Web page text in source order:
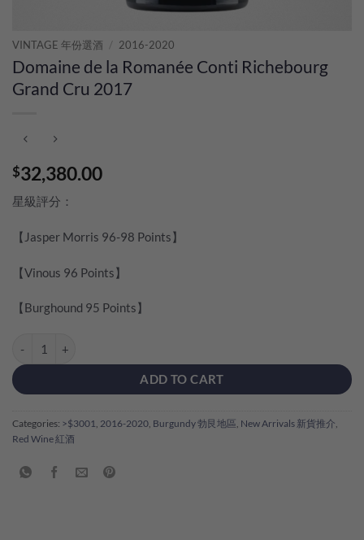
VINTAGE 年份選酒 / 2016-2020
Domaine de la Romanée Conti Richebourg
Grand Cru 2017
$32,380.00
星級評分：
【Jasper Morris 96-98 Points】
【Vinous 96 Points】
【Burghound 95 Points】
ADD TO CART
Categories: >$3001 2016-2020 Burgundy 勃艮地區 New Arrivals 新貨推介
Red Wine 紅酒